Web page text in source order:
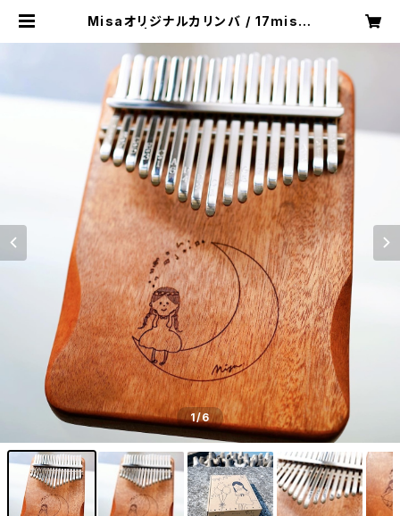
Misaオリジナルカリンバ / 17misal
1/6